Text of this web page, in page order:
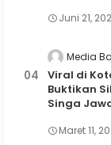
Juni 21,
Media
Viral di
Buktikan
Singa
Maret 11,